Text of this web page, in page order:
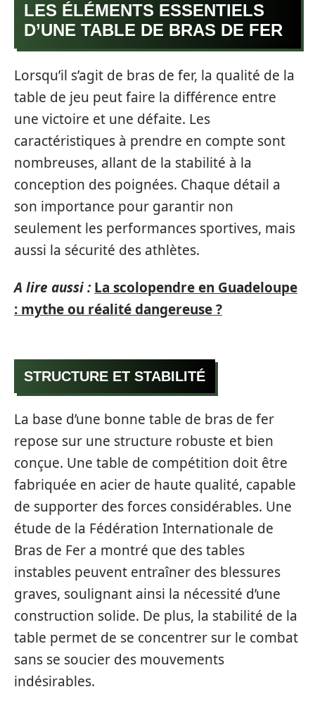
LES ÉLÉMENTS ESSENTIELS
D’UNE TABLE DE BRAS DE FER
Lorsqu’il s’agit de bras de fer, la qualité de la
table de jeu peut faire la différence entre
une victoire et une défaite. Les
caractéristiques à prendre en compte sont
nombreuses, allant de la stabilité à la
conception des poignées. Chaque détail a
son importance pour garantir non
seulement les performances sportives, mais
aussi la sécurité des athlètes.
A lire aussi : La scolopendre en Guadeloupe
: mythe ou réalité dangereuse ?
STRUCTURE ET STABILITÉ
La base d’une bonne table de bras de fer
repose sur une structure robuste et bien
conçue. Une table de compétition doit être
fabriquée en acier de haute qualité, capable
de supporter des forces considérables. Une
étude de la Fédération Internationale de
Bras de Fer a montré que des tables
instables peuvent entraîner des blessures
graves, soulignant ainsi la nécessité d’une
construction solide. De plus, la stabilité de la
table permet de se concentrer sur le combat
sans se soucier des mouvements
indésirables.